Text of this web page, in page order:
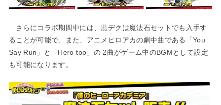
さらにコラボ期間中には、黒デクは魔法石セットでも入手す
ることが可能で、また、アニメヒロアカの劇中曲である「You
Say Run」と「Hero too」の 2曲がゲーム中のBGMとして設定
も可能になります。